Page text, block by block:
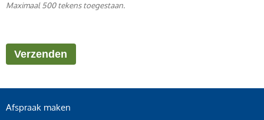
Maximaal 500 tekens toegestaan.
Afspraak maken